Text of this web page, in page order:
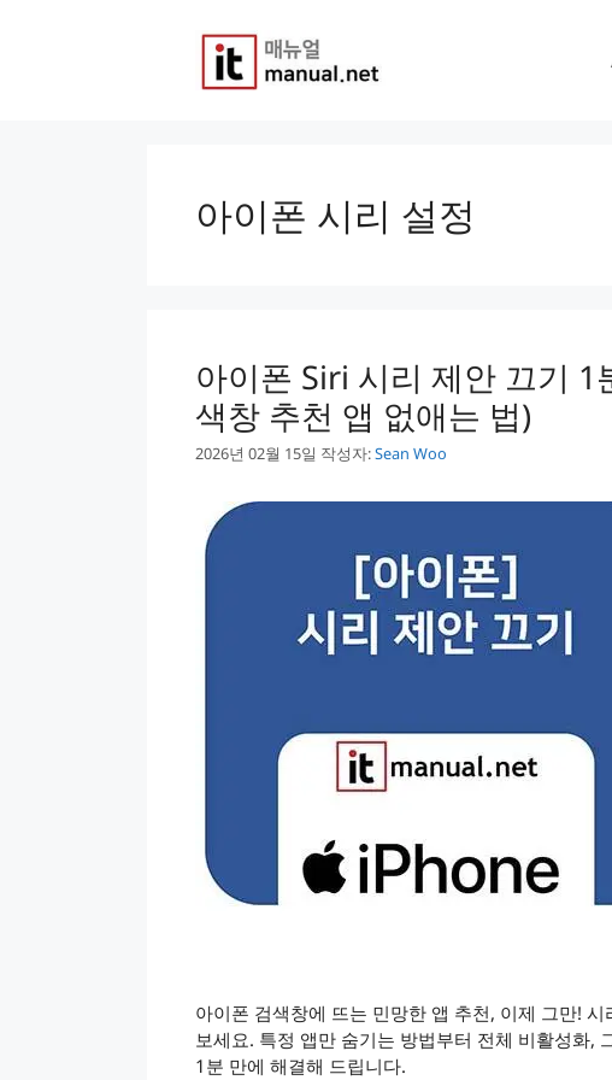
아이폰 시리 설정
아이폰 Siri 시리 제안 끄기 1
색창 추천 앱 없애는 법)
2026년 02월 15일 작성자:Sean Woo
아이폰 검색창에 뜨는 민망한 앱 추천, 이제 그만!
보세요. 특정 앱만 숨기는 방법부터 전체 비활성화,
1분 만에 해결해 드립니다.